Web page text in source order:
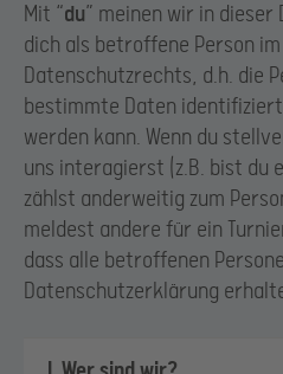
and Sanctioning
a. What
We generally
spoken word as set
VII. 15 for presenting
you participate in
broadcasting it over
(e.g. live streams).
In addition to this we
additional video and
Mit “du” meinen wir in
dich als betroffene Person im
Datenschutzrechts, d.h. die
bestimmte Daten
werden kann. Wenn du
uns interagierst (z.B. bist du
zählst anderweitig zum
meldest andere für ein
dass alle betroffenen
Datenschutzerklärung